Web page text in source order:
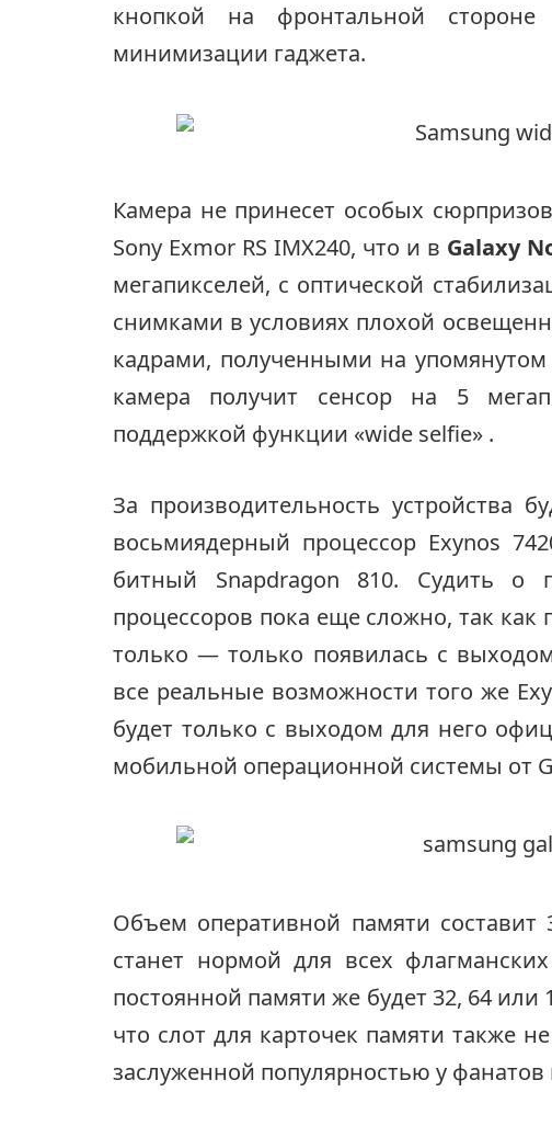
кнопкой на фронтальной
минимизации гаджета.
Камера не принесет особых
Sony Exmor RS IMX240, что и в Galaxy
мегапикселей, с оптической
снимками в условиях плохой
кадрами, полученными на
камера получит сенсор на 5
поддержкой функции «wide selfie» .
За производительность устройства
восьмиядерный процессор Exynos
битный Snapdragon 810. Судить о
процессоров пока еще сложно, так как
только — только появилась с
все реальные возможности того же
будет только с выходом для него
мобильной операционной системы от
Объем оперативной памяти составит
станет нормой для всех
постоянной памяти же будет 32, 64
что слот для карточек памяти также
заслуженной популярностью у